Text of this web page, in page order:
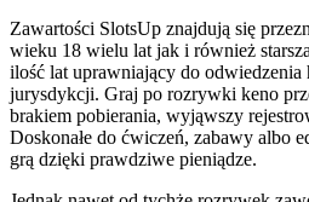
Zawartości SlotsUp znajdują się
wieku 18 wielu lat jak i również
ilość lat uprawniający do odwiedzenia
jurysdykcji. Graj po rozrywki keno
brakiem pobierania, wyjąwszy
Doskonałe do ćwiczeń, zabawy albo
grą dzięki prawdziwe pieniądze.